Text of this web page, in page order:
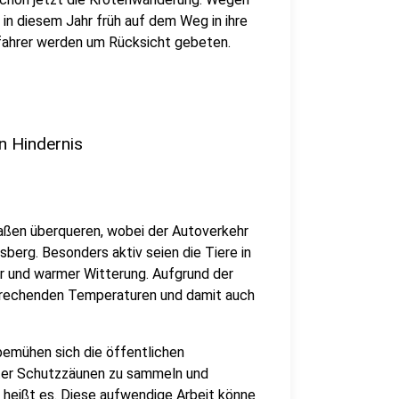
diesem Jahr früh auf dem Weg in ihre
werden um Rücksicht gebeten.
Hindernis
überqueren, wobei der Autoverkehr
Besonders aktiv seien die Tiere in
warmer Witterung. Aufgrund der
Temperaturen und damit auch
sich die öffentlichen
Schutzzäunen zu sammeln und
es. Diese aufwendige Arbeit könne